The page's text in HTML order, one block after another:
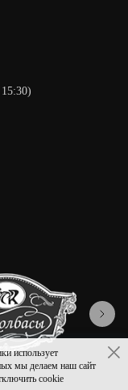
использует
мы делаем наш сайт
cookie